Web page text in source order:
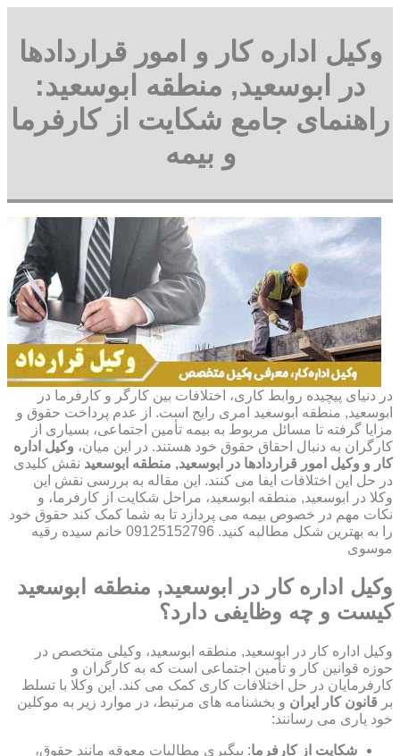
وکیل اداره کار و امور قراردادها
در ابوسعید, منطقه ابوسعید:
راهنمای جامع شکایت از کارفرما
و بیمه
در دنیای پیچیده روابط کاری، اختلافات بین کارگر و کارفرما در
ابوسعید, منطقه ابوسعید امری رایج است. از عدم پرداخت حقوق و
مزایا گرفته تا مسائل مربوط به بیمه تأمین اجتماعی، بسیاری از
کارگران به دنبال احقاق حقوق خود هستند. در این میان، وکیل اداره
کار و وکیل امور قراردادها در ابوسعید, منطقه ابوسعید نقش کلیدی
در حل این اختلافات ایفا می کنند. این مقاله به بررسی نقش این
وکلا در ابوسعید, منطقه ابوسعید، مراحل شکایت از کارفرما، و
نکات مهم در خصوص بیمه می پردازد تا به شما کمک کند حقوق خود
را به بهترین شکل مطالبه کنید. 09125152796 خانم سیده رقیه
موسوی
وکیل اداره کار در ابوسعید, منطقه ابوسعید
کیست و چه وظایفی دارد؟
وکیل اداره کار در ابوسعید, منطقه ابوسعید، وکیلی متخصص در
حوزه قوانین کار و تأمین اجتماعی است که به کارگران و
کارفرمایان در حل اختلافات کاری کمک می کند. این وکلا با تسلط
بر قانون کار ایران و بخشنامه های مرتبط، در موارد زیر به موکلین
خود یاری می رسانند:
شکایت از کارفرما: پیگیری مطالبات معوقه مانند حقوق،